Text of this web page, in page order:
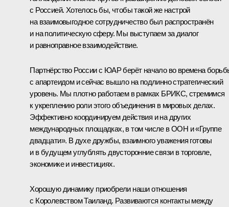
с Россией. Хотелось бы, чтобы такой же настрой
на взаимовыгодное сотрудничество был распространён
и на политическую сферу. Мы выступаем за диалог
и равноправное взаимодействие.
Партнёрство России с ЮАР берёт начало во времена
с апартеидом и сейчас вышло на подлинно стратегический
уровень. Мы плотно работаем в рамках БРИКС, стремимся
к укреплению роли этого объединения в мировых делах.
Эффективно координируем действия и на других
международных площадках, в том числе в ООН и «Группе
двадцати». В духе дружбы, взаимного уважения готовы
и в будущем углублять двусторонние связи в торговле,
экономике и инвестициях.
Хорошую динамику приобрели наши отношения
с Королевством Таиланд. Развиваются контакты между